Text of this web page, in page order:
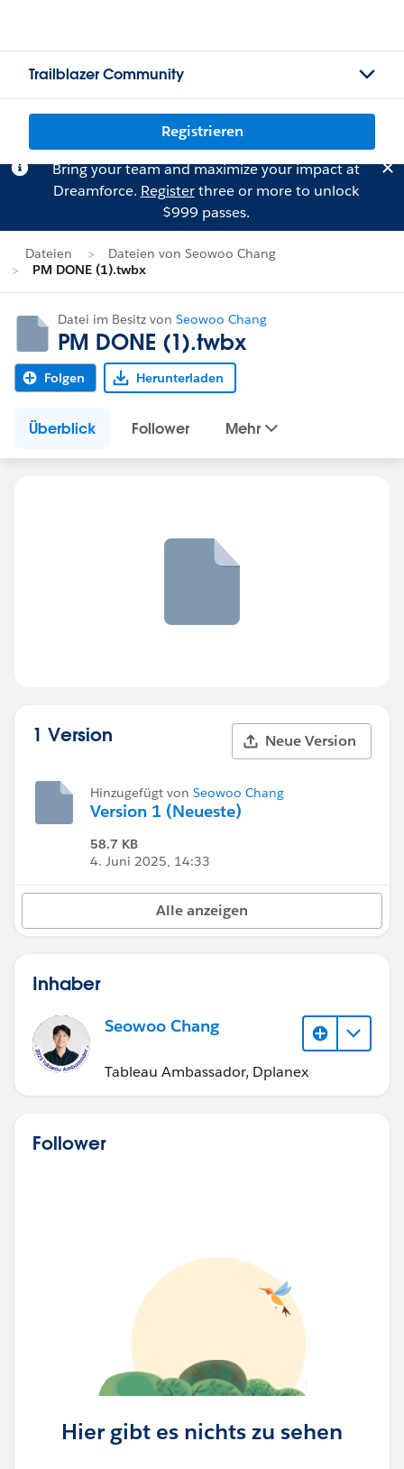
Trailblazer Community
Registrieren
Bring your team and maximize your impact at
Dreamforce. Registerthree or more to unlock
$999 passes.
Dateien
Dateien von Seowoo Chang
PM DONE (1).twbx
Datei im Besitz von Seowoo Chang
PM DONE (1).twbx
Folgen Herunterladen
Überblick Follower Mehr
1 Version Neue Version
Hinzugefügt von Seowoo Chang
Version 1 (Neueste)
58.7 KB
4. Juni 2025, 14:33
Alle anzeigen
Inhaber
Seowoo Chang
Tableau Ambassador, Dplanex
Follower
Hier gibt es nichts zu sehen